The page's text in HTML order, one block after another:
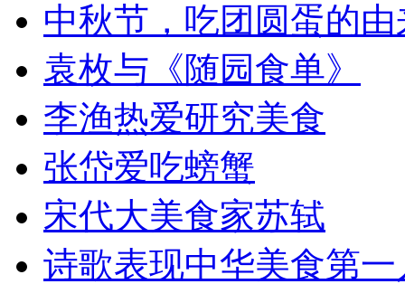
中秋节，吃团圆蛋的由
袁枚与《随园食单》
李渔热爱研究美食
张岱爱吃螃蟹
宋代大美食家苏轼
诗歌表现中华美食第